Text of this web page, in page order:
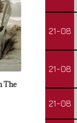
The
Lunatic
21-08
21-08
21-08